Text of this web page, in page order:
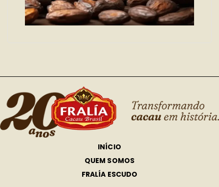
INÍCIO
QUEM SOMOS
FRALÍA ESCUDO